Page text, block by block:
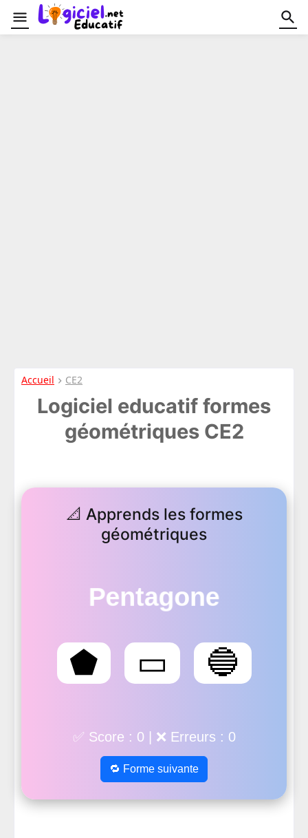
Accueil CE2
Logiciel educatif formes
géométriques CE2
📐 Apprends les formes
géométriques
Pentagone
⬟ ▭ 🔵
✅ Score : 0 | ❌ Erreurs : 0
🔁 Forme suivante